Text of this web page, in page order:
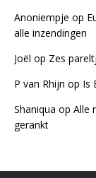
Anoniempje op
alle inzendingen
Joël op Zes
P van Rhijn op Is
Shaniqua op Alle
gerankt